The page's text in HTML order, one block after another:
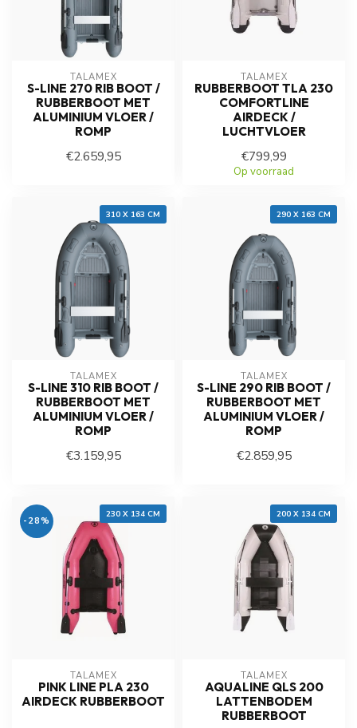
TALAMEX
S-LINE 270 RIB BOOT /
RUBBERBOOT MET
ALUMINIUM VLOER /
ROMP
€2.659,95
TALAMEX
RUBBERBOOT TLA 230
COMFORTLINE
AIRDECK /
LUCHTVLOER
€799,99
Op voorraad
310 X 163 CM
TALAMEX
S-LINE 310 RIB BOOT /
RUBBERBOOT MET
ALUMINIUM VLOER /
ROMP
€3.159,95
290 X 163 CM
TALAMEX
S-LINE 290 RIB BOOT /
RUBBERBOOT MET
ALUMINIUM VLOER /
ROMP
€2.859,95
230 X 134 CM
-28%
TALAMEX
PINK LINE PLA 230
AIRDECK RUBBERBOOT
200 X 134 CM
TALAMEX
AQUALINE QLS 200
LATTENBODEM
RUBBERBOOT